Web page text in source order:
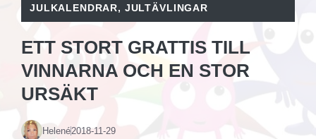
JULKALENDRAR, JULTÄVLINGAR
ETT STORT GRATTIS TILL
VINNARNA OCH EN STOR
URSÄKT
Helené2018-11-29